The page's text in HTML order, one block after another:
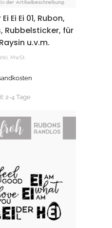
Ei Ei 01, Rubon,
Rubbelsticker, für
u.v.m.
inkl. MwSt.
2-4 Tage